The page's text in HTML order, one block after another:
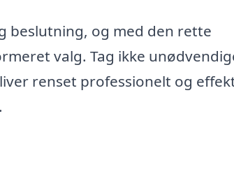
beslutning, og med den rette
valg. Tag ikke
renset professionelt og